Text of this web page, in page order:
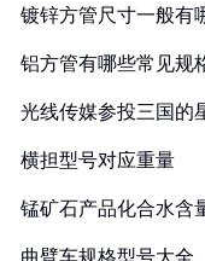
镀锌方管尺寸一般有
铝方管有哪些常见规
光线传媒参投三国的
横担型号对应重量
锰矿石产品化合水含
曲臂车规格型号大全